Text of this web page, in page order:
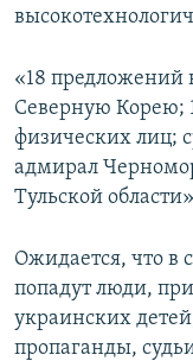
«18 предложений
Северную Корею;
физических лиц;
адмирал
Тульской
Ожидается, что в
попадут люди,
украинских
пропаганды,